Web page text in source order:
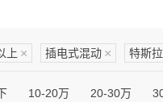
上 × 插电式混动 × 特斯拉
10-20万 20-30万